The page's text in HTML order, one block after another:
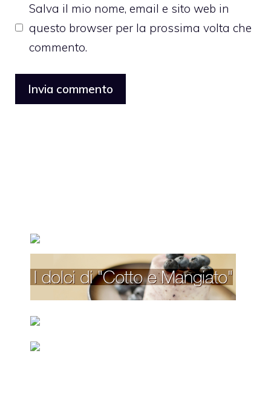
Salva il mio nome, email e sito web in
questo browser per la prossima volta che
commento.